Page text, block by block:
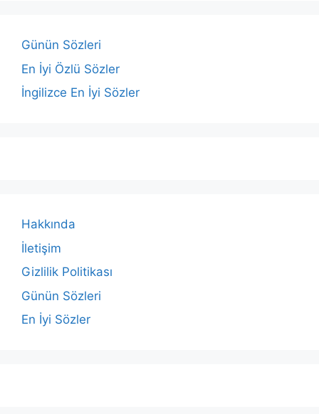
Günün Sözleri
En İyi Özlü Sözler
İngilizce En İyi Sözler
Hakkında
İletişim
Gizlilik Politikası
Günün Sözleri
En İyi Sözler